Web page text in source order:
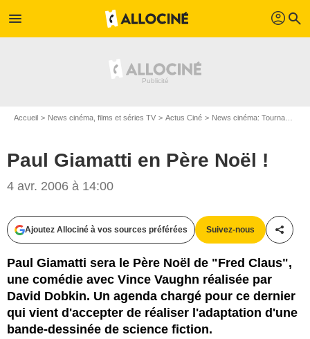
menu profil search
Accueil News cinéma, films et séries TV Actus Ciné News cinéma: Tournages
Paul Giamatti en Père Noël !
4 avr. 2006 à 14:00
Ajoutez Allociné à vos sources préférées Suivez-nous
Paul Giamatti sera le Père Noël de "Fred Claus",
une comédie avec Vince Vaughn réalisée par
David Dobkin. Un agenda chargé pour ce dernier
qui vient d'accepter de réaliser l'adaptation d'une
bande-dessinée de science fiction.